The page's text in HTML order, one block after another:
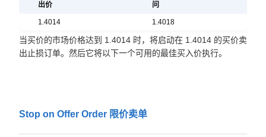
出价 问
1.4014 1.4018
当买价的市场价格达到 1.4014 时，将启动在 1.4014 的买价卖
出止损订单。然后它将以下一个可用的最佳买入价执行。
Stop on Offer Order 限价卖单